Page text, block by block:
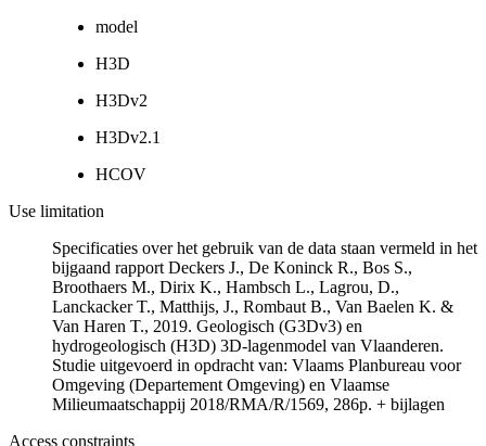
model
H3D
H3Dv2
H3Dv2.1
HCOV
Use limitation
Specificaties over het gebruik van de data staan vermeld in het
bijgaand rapport Deckers J., De Koninck R., Bos S.,
Broothaers M., Dirix K., Hambsch L., Lagrou, D.,
Lanckacker T., Matthijs, J., Rombaut B., Van Baelen K. &
Van Haren T., 2019. Geologisch (G3Dv3) en
hydrogeologisch (H3D) 3D-lagenmodel van Vlaanderen.
Studie uitgevoerd in opdracht van: Vlaams Planbureau voor
Omgeving (Departement Omgeving) en Vlaamse
Milieumaatschappij 2018/RMA/R/1569, 286p. + bijlagen
Access constraints